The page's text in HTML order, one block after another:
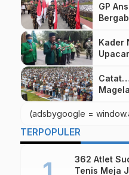
GP
Kader
(adsbygoogle =
TERPOPULER
362 Atlet
Tenis Meja